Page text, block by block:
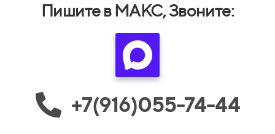
Пишите в МАКС, Звоните:
+7(916)055-74-44